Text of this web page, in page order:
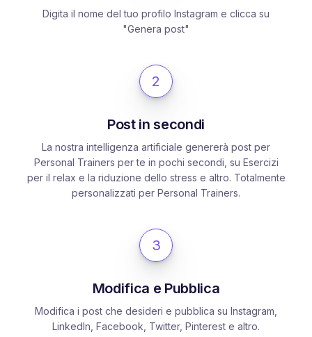
Digita il nome del tuo profilo Instagram e clicca su
"Genera post"
2
Post in secondi
La nostra intelligenza artificiale genererà post per
Personal Trainers per te in pochi secondi, su Esercizi
per il relax e la riduzione dello stress e altro. Totalmente
personalizzati per Personal Trainers.
3
Modifica e Pubblica
Modifica i post che desideri e pubblica su Instagram,
LinkedIn, Facebook, Twitter, Pinterest e altro.